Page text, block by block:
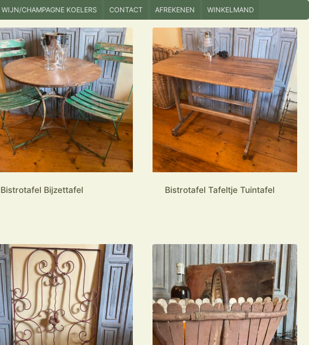
WIJN/CHAMPAGNE KOELERS CONTACT AFREKENEN WINKELMAND
Bistrotafel Bijzettafel Bistrotafel Tafeltje Tuintafel